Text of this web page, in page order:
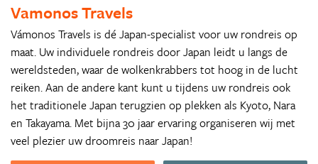
Vamonos Travels
Vámonos Travels is dé Japan-specialist voor uw rondreis op
maat. Uw individuele rondreis door Japan leidt u langs de
wereldsteden, waar de wolkenkrabbers tot hoog in de lucht
reiken. Aan de andere kant kunt u tijdens uw rondreis ook
het traditionele Japan terugzien op plekken als Kyoto, Nara
en Takayama. Met bijna 30 jaar ervaring organiseren wij met
veel plezier uw droomreis naar Japan!